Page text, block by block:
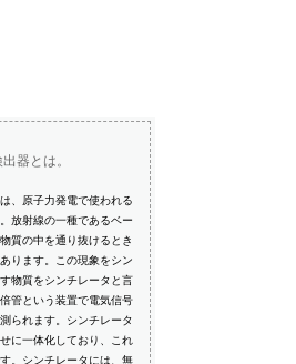
器とは。
、原子力発電で使われる
放射線の一種であるベー
質の中を通り抜けるとき
ります。この現象をシン
物質をシンチレータと言
管という装置で電気信号
られます。シンチレータ
に一体化しており、これ
。シンチレータには、無